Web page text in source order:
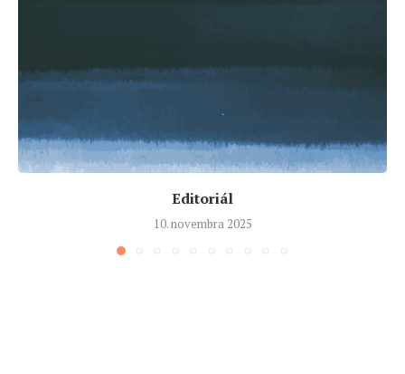
Editoriál
10. novembra 2025